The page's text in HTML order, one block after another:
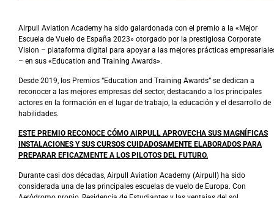
Airpull Aviation Academy ha sido galardonada con el premio a la «Mejor
Escuela de Vuelo de España 2023» otorgado por la prestigiosa Corporate
Vision – plataforma digital para apoyar a las mejores prácticas
– en sus «Education and Training Awards».
Desde 2019, los Premios “Education and Training Awards” se dedican a
reconocer a las mejores empresas del sector, destacando a los principales
actores en la formación en el lugar de trabajo, la educación y el desarrollo de
habilidades.
ESTE PREMIO RECONOCE CÓMO AIRPULL APROVECHA SUS MAGNÍFICAS
INSTALACIONES Y SUS CURSOS CUIDADOSAMENTE ELABORADOS PARA
PREPARAR EFICAZMENTE A LOS PILOTOS DEL FUTURO.
Durante casi dos décadas, Airpull Aviation Academy (Airpull) ha sido
considerada una de las principales escuelas de vuelo de Europa. Con